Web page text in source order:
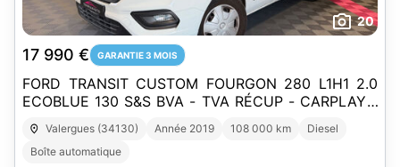
20
17 990 € GARANTIE 3 MOIS
FORD TRANSIT CUSTOM FOURGON 280 L1H1 2.0
ECOBLUE 130 S&S BVA - TVA RÉCUP - CARPLAY -
CAMÉRA - HABILLAGE BOIS - VIDANGE BVA OK
Valergues (34130) Année 2019 108 000 km
Diesel
Boîte automatique